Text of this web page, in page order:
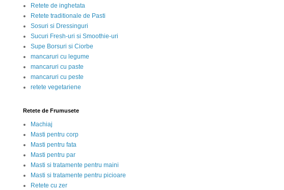
Retete de inghetata
Retete traditionale de Pasti
Sosuri si Dressinguri
Sucuri Fresh-uri si Smoothie-uri
Supe Borsuri si Ciorbe
mancaruri cu legume
mancaruri cu paste
mancaruri cu peste
retete vegetariene
Retete de Frumusete
Machiaj
Masti pentru corp
Masti pentru fata
Masti pentru par
Masti si tratamente pentru maini
Masti si tratamente pentru picioare
Retete cu zer